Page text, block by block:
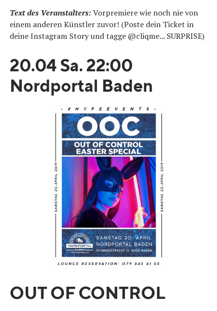
Text des Veranstalters:Vorpremiere wie noch nie von
einem anderen Künstler zuvor! (Poste dein Ticket in
deine Instagram Story und tagge @cliqme... SURPRISE)
20.04 Sa. 22:00
Nordportal Baden
OUT OF CONTROL